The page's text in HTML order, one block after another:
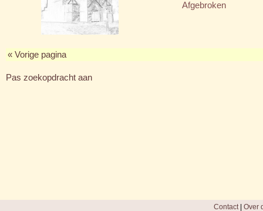
Afgebroken
« Vorige pagina
Pas zoekopdracht aan
Contact| Over